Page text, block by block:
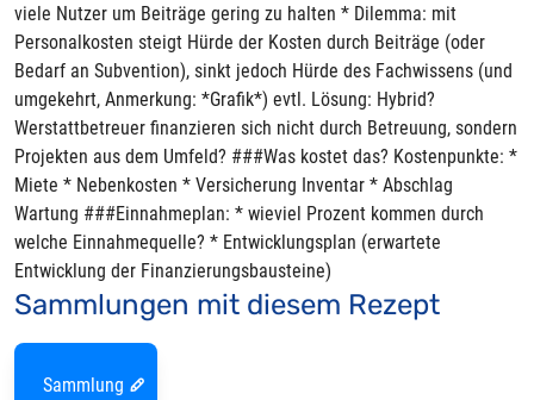
viele Nutzer um Beiträge gering zu halten * Dilemma: mit
Personalkosten steigt Hürde der Kosten durch Beiträge (oder
Bedarf an Subvention), sinkt jedoch Hürde des Fachwissens (und
umgekehrt, Anmerkung: *Grafik*) evtl. Lösung: Hybrid?
Werstattbetreuer finanzieren sich nicht durch Betreuung, sondern
Projekten aus dem Umfeld? ###Was kostet das? Kostenpunkte: *
Miete * Nebenkosten * Versicherung Inventar * Abschlag
Wartung ###Einnahmeplan: * wieviel Prozent kommen durch
welche Einnahmequelle? * Entwicklungsplan (erwartete
Entwicklung der Finanzierungsbausteine)
Sammlungen mit diesem Rezept
Sammlung